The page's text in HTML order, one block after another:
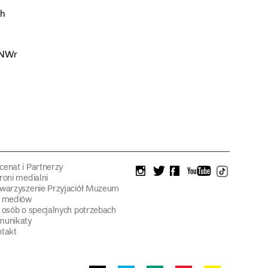
i Partnerzy
medialni
Przyjaciół Muzeum
o specjalnych potrzebach
instagram
twitterfacebookyoutube
tiktok